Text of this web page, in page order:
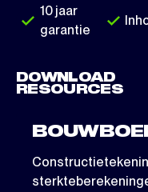
10 jaar
garantie
DOWNLOAD
RESOURCES